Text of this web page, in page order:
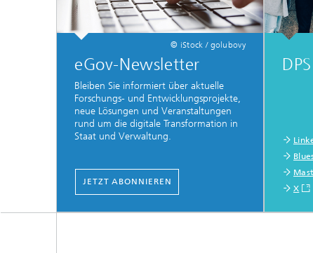
© iStock / golubovy
eGov-Newsletter
Bleiben Sie informiert über aktuelle
Forschungs- und Entwicklungsprojekte,
neue Lösungen und Veranstaltungen
rund um die digitale Transformation in
Staat und Verwaltung.
JETZT ABONNIEREN
X